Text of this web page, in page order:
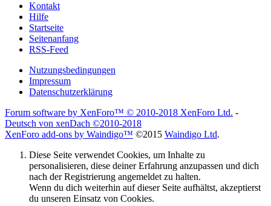
Kontakt
Hilfe
Startseite
Seitenanfang
RSS-Feed
Nutzungsbedingungen
Impressum
Datenschutzerklärung
Forum software by XenForo™ © 2010-2018 XenForo Ltd. -
Deutsch von xenDach ©2010-2018
XenForo add-ons by Waindigo™ ©2015 Waindigo Ltd.
Diese Seite verwendet Cookies, um Inhalte zu
personalisieren, diese deiner Erfahrung anzupassen und dich
nach der Registrierung angemeldet zu halten.
Wenn du dich weiterhin auf dieser Seite aufhältst, akzeptierst
du unseren Einsatz von Cookies.